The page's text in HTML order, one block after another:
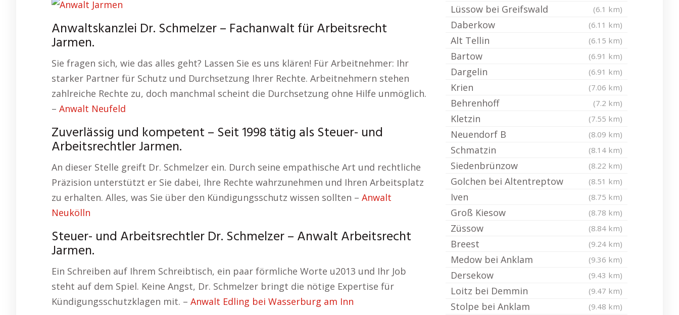
Anwaltskanzlei Dr. Schmelzer – Fachanwalt für Arbeitsrecht
Jarmen.
Sie fragen sich, wie das alles geht? Lassen Sie es uns klären! Für Arbeitnehmer: Ihr
starker Partner für Schutz und Durchsetzung Ihrer Rechte. Arbeitnehmern stehen
zahlreiche Rechte zu, doch manchmal scheint die Durchsetzung ohne Hilfe unmöglich.
– Anwalt Neufeld
Zuverlässig und kompetent – Seit 1998 tätig als Steuer- und
Arbeitsrechtler Jarmen.
An dieser Stelle greift Dr. Schmelzer ein. Durch seine empathische Art und rechtliche
Präzision unterstützt er Sie dabei, Ihre Rechte wahrzunehmen und Ihren Arbeitsplatz
zu erhalten. Alles, was Sie über den Kündigungsschutz wissen sollten – Anwalt
Neukölln
Steuer- und Arbeitsrechtler Dr. Schmelzer – Anwalt Arbeitsrecht
Jarmen.
Ein Schreiben auf Ihrem Schreibtisch, ein paar förmliche Worte u2013 und Ihr Job
steht auf dem Spiel. Keine Angst, Dr. Schmelzer bringt die nötige Expertise für
Kündigungsschutzklagen mit. – Anwalt Edling bei Wasserburg am Inn
Lüssow bei Greifswald (6.1 km)
Daberkow (6.11 km)
Alt Tellin (6.15 km)
Bartow (6.91 km)
Dargelin (6.91 km)
Krien (7.06 km)
Behrenhoff (7.2 km)
Kletzin (7.55 km)
Neuendorf B (8.09 km)
Schmatzin (8.14 km)
Siedenbrünzow (8.22 km)
Golchen bei Altentreptow (8.51 km)
Iven (8.75 km)
Groß Kiesow (8.78 km)
Züssow (8.84 km)
Breest (9.24 km)
Medow bei Anklam (9.36 km)
Dersekow (9.43 km)
Loitz bei Demmin (9.47 km)
Stolpe bei Anklam (9.48 km)